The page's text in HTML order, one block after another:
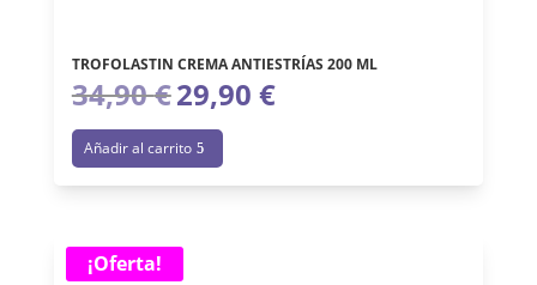
TROFOLASTIN CREMA ANTIESTRÍAS 200 ML
34,90€ El
precio
original
era:
29,90 €El
es:
Añadir al carrito
¡Oferta!